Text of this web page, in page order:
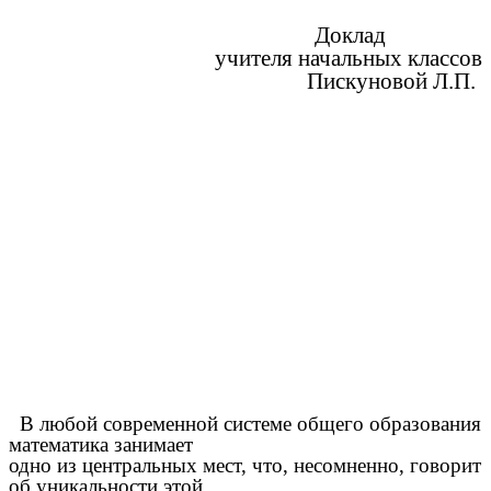
Доклад
учителя начальных классов
Пискуновой Л.П.
В любой современной системе общего образования
математика занимает
одно из центральных мест, что, несомненно, говорит
об уникальности этой